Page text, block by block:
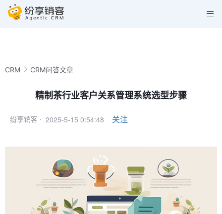
CRM CRM问答文章
精制茶行业客户关系管理系统选型步骤
纷享销客 · 2025-5-15 0:54:48 关注